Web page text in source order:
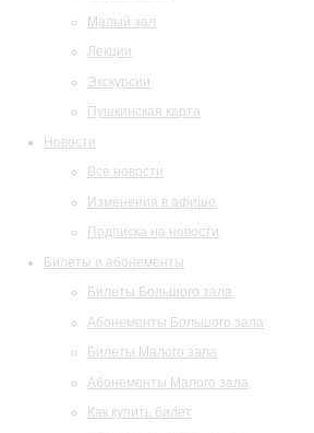
Малый зал
Лекции
Экскурсии
Пушкинская карта
Новости
Все новости
Изменения в афише
Подписка на новости
Билеты и абонементы
Билеты Большого зала
Абонементы Большого зала
Билеты Малого зала
Абонементы Малого зала
Как купить билет